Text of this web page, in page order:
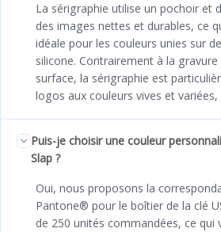
La sérigraphie utilise un pochoir et
des images nettes et durables, ce
idéale pour les couleurs unies sur
silicone. Contrairement à la
surface, la sérigraphie est
logos aux couleurs vives et variées,
Puis-je choisir une couleur
Slap ?
Oui, nous proposons la
Pantone® pour le boîtier de la clé
de 250 unités commandées, ce qui